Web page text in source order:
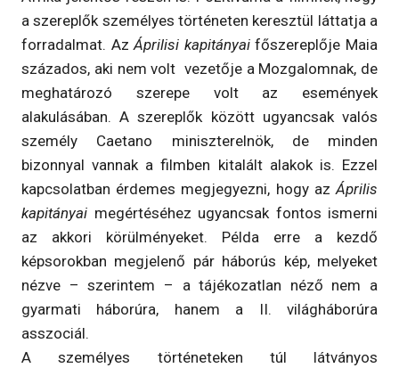
a szereplők személyes történeten keresztül láttatja a
forradalmat. AzÁprilisi kapitányaifőszereplője Maia
százados, aki nem volt vezetője a Mozgalomnak, de
meghatározó szerepe volt az események
alakulásában. A szereplők között ugyancsak valós
személy Caetano miniszterelnök, de minden
bizonnyal vannak a filmben kitalált alakok is. Ezzel
kapcsolatban érdemes megjegyezni, hogy az Április
kapitányai megértéséhez ugyancsak fontos ismerni
az akkori körülményeket. Példa erre a kezdő
képsorokban megjelenő pár háborús kép, melyeket
nézve – szerintem – a tájékozatlan néző nem a
gyarmati háborúra, hanem a II. világháborúra
asszociál.
A személyes történeteken túl látványos